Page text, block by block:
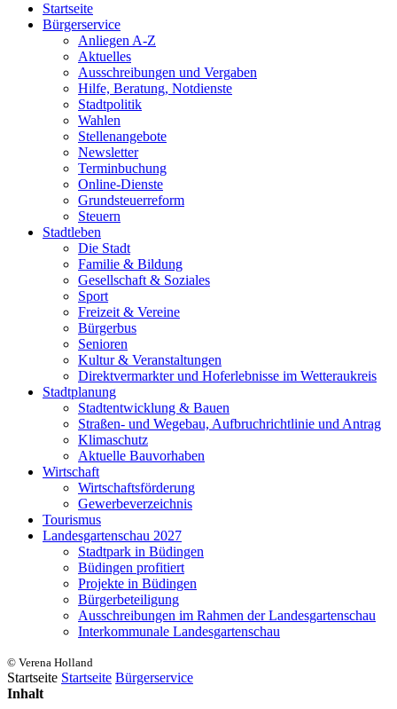
Startseite
Bürgerservice
Anliegen A-Z
Aktuelles
Ausschreibungen und Vergaben
Hilfe, Beratung, Notdienste
Stadtpolitik
Wahlen
Stellenangebote
Newsletter
Terminbuchung
Online-Dienste
Grundsteuerreform
Steuern
Stadtleben
Die Stadt
Familie & Bildung
Gesellschaft & Soziales
Sport
Freizeit & Vereine
Bürgerbus
Senioren
Kultur & Veranstaltungen
Direktvermarkter und Hoferlebnisse im Wetteraukreis
Stadtplanung
Stadtentwicklung & Bauen
Straßen- und Wegebau, Aufbruchrichtlinie und Antrag
Klimaschutz
Aktuelle Bauvorhaben
Wirtschaft
Wirtschaftsförderung
Gewerbeverzeichnis
Tourismus
Landesgartenschau 2027
Stadtpark in Büdingen
Büdingen profitiert
Projekte in Büdingen
Bürgerbeteiligung
Ausschreibungen im Rahmen der Landesgartenschau
Interkommunale Landesgartenschau
© Verena Holland
Startseite Startseite Bürgerservice
Inhalt